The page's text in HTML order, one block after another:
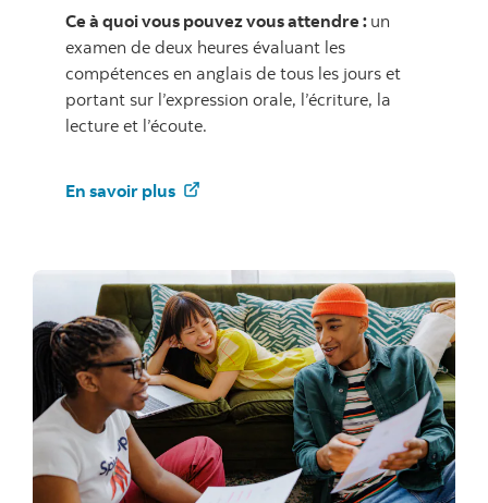
Ce à quoi vous pouvez vous attendre : un
examen de deux heures évaluant les
compétences en anglais de tous les jours et
portant sur l’expression orale, l’écriture, la
lecture et l’écoute.
En savoir plus